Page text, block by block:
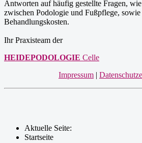
Antworten auf häufig gestellte Fragen,
zwischen Podologie und Fußpflege,
Behandlungskosten.
Ihr Praxisteam der
HEIDEPODOLOGIE Celle
Impressum |
Aktuelle Seite:
Startseite